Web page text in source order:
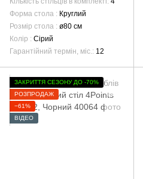
Форма стола
Круглий
Розмір стола
ø80 см
Колір
Сірий
Гарантійний термін, міс. 12
ЗАКРИТТЯ СЕЗОНУ ДО -70%
РОЗПРОДАЖ
−61%
ВІДЕО